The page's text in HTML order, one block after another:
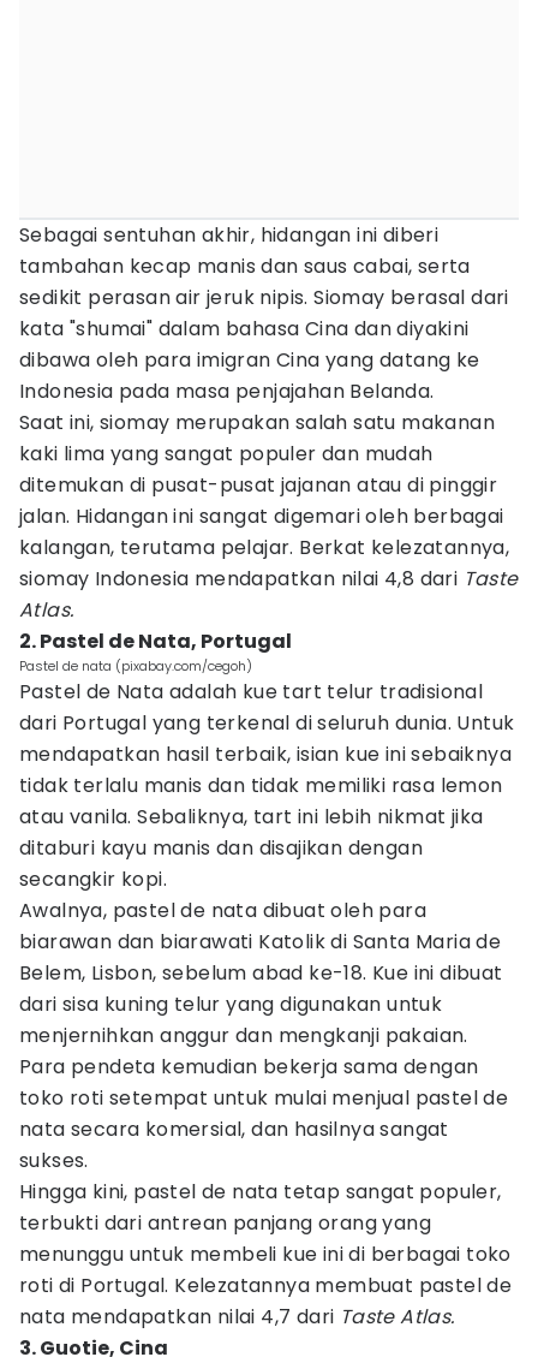
Sebagai sentuhan akhir, hidangan ini diberi
tambahan kecap manis dan saus cabai, serta
sedikit perasan air jeruk nipis. Siomay berasal dari
kata "shumai" dalam bahasa Cina dan diyakini
dibawa oleh para imigran Cina yang datang ke
Indonesia pada masa penjajahan Belanda.
Saat ini, siomay merupakan salah satu makanan
kaki lima yang sangat populer dan mudah
ditemukan di pusat-pusat jajanan atau di pinggir
jalan. Hidangan ini sangat digemari oleh berbagai
kalangan, terutama pelajar. Berkat kelezatannya,
siomay Indonesia mendapatkan nilai 4,8 dari Taste
Atlas.
2. Pastel de Nata, Portugal
Pastel de nata (pixabay.com/cegoh)
Pastel de Nata adalah kue tart telur tradisional
dari Portugal yang terkenal di seluruh dunia. Untuk
mendapatkan hasil terbaik, isian kue ini sebaiknya
tidak terlalu manis dan tidak memiliki rasa lemon
atau vanila. Sebaliknya, tart ini lebih nikmat jika
ditaburi kayu manis dan disajikan dengan
secangkir kopi.
Awalnya, pastel de nata dibuat oleh para
biarawan dan biarawati Katolik di Santa Maria de
Belem, Lisbon, sebelum abad ke-18. Kue ini dibuat
dari sisa kuning telur yang digunakan untuk
menjernihkan anggur dan mengkanji pakaian.
Para pendeta kemudian bekerja sama dengan
toko roti setempat untuk mulai menjual pastel de
nata secara komersial, dan hasilnya sangat
sukses.
Hingga kini, pastel de nata tetap sangat populer,
terbukti dari antrean panjang orang yang
menunggu untuk membeli kue ini di berbagai toko
roti di Portugal. Kelezatannya membuat pastel de
nata mendapatkan nilai 4,7 dari Taste Atlas.
3. Guotie, Cina